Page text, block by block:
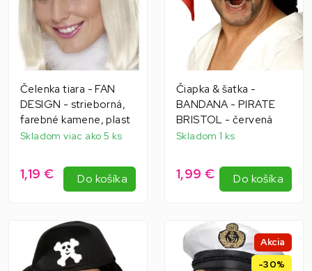
Čelenka tiara - FAN
DESIGN - strieborná,
farebné kamene, plast
Skladom viac ako 5 ks
1,19 € Do košíka
Čiapka & šatka -
BANDANA - PIRATE
BRISTOL - červená
Skladom 1 ks
1,99 € Do košíka
Akcia
-30%